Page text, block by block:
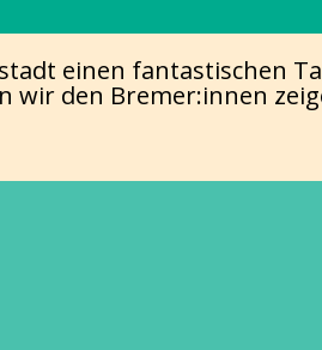
einen fantastischen
den Bremer:innen